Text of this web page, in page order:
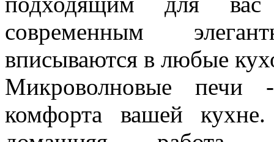
современным
вписываются в любые
Микроволновые печи
комфорта вашей